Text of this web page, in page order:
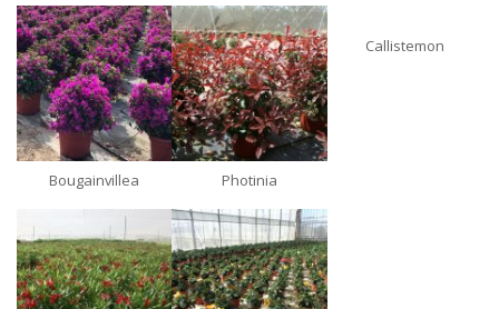
Bougainvillea Photinia
Callistemon